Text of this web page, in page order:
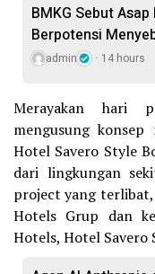
BMKG Sebut
Berpotensi
admin 14 hours
Merayakan hari
mengusung
Hotel Savero Style
dari lingkungan
project yang terlibat,
Hotels Grup dan
Hotels, Hotel Savero